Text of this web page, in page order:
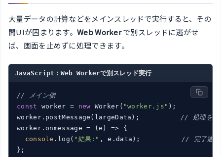
大量データの計算などをメインスレッドで実行すると、その
間UIが固まります。 Web Workerで別スレッドに逃がせ
ば、画面を止めずに処理できます。
JavaScript：Web Workerで別スレッド実行
// メイン側
const worker = new Worker( "worker.js" );
worker.postMessage(largeData); // 処理を依
worker.onmessage =
(e ) => {
console .log( "結果:" , e.data); // 完了通知
};